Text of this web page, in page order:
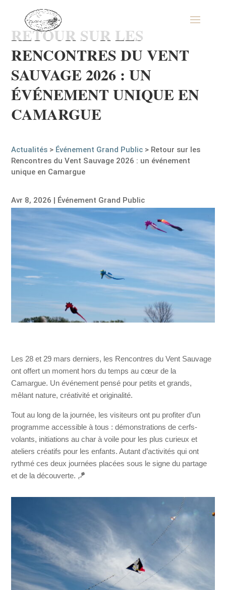
RETOUR SUR LES
RENCONTRES DU VENT
SAUVAGE 2026 : UN
ÉVÉNEMENT UNIQUE EN
CAMARGUE
Actualités > Événement Grand Public > Retour sur les
Rencontres du Vent Sauvage 2026 : un événement
unique en Camargue
Avr 8, 2026 | Événement Grand Public
Les 28 et 29 mars derniers, les Rencontres du Vent Sauvage
ont offert un moment hors du temps au cœur de la
Camargue. Un événement pensé pour petits et grands,
mêlant nature, créativité et originalité.
Tout au long de la journée, les visiteurs ont pu profiter d’un
programme accessible à tous : démonstrations de cerfs-
volants, initiations au char à voile pour les plus curieux et
ateliers créatifs pour les enfants. Autant d’activités qui ont
rythmé ces deux journées placées sous le signe du partage
et de la découverte. 🪁